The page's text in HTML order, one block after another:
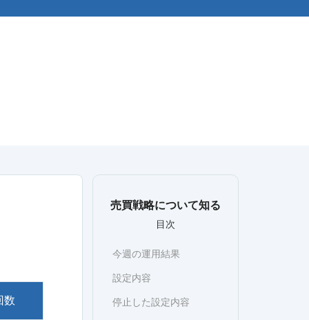
数
売買戦略について知る
目次
今週の運用結果
設定内容
停止した設定内容